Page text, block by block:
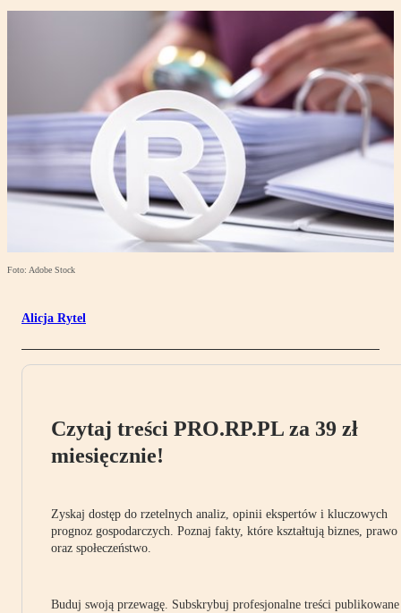
Foto: Adobe Stock
Alicja Rytel
Czytaj treści PRO.RP.PL za 39 zł
miesięcznie!
Zyskaj dostęp do rzetelnych analiz, opinii ekspertów i kluczowych
prognoz gospodarczych. Poznaj fakty, które kształtują biznes, prawo
oraz społeczeństwo.
Buduj swoją przewagę. Subskrybuj profesjonalne treści publikowane